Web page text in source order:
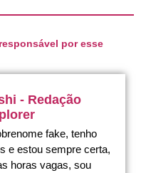
por esse
- Redação
fake, tenho
e estou sempre certa,
horas vagas, sou